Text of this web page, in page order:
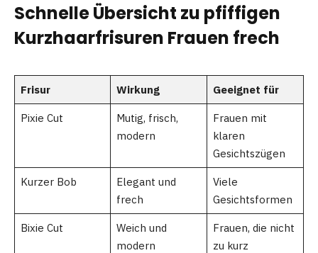
Schnelle Übersicht zu pfiffigen
Kurzhaarfrisuren Frauen frech
Frisur Wirkung Geeignet für
Pixie Cut
Mutig, frisch,
modern
Frauen mit
klaren
Gesichtszügen
Kurzer Bob
Elegant und
frech
Viele
Gesichtsformen
Bixie Cut
Weich und
modern
Frauen, die nicht
zu kurz